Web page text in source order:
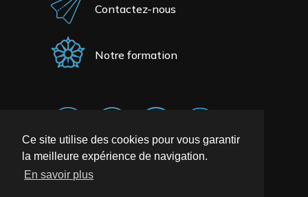
Ce site utilise des cookies pour vous garantir
la meilleure expérience de navigation.
En savoir plus
Contactez-nous
Notre formation